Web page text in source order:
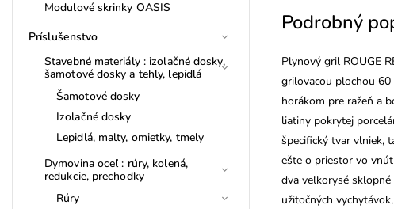
Modulové skrinky OASIS
Príslušenstvo
Stavebné materiály : izolačné dosky,
šamotové dosky a tehly, lepidlá
Šamotové dosky
Izolačné dosky
Lepidlá, malty, omietky, tmely
Dymovina oceľ : rúry, kolená,
redukcie, prechodky
Rúry
Podrobný
Plynový gril ROUGE
grilovacou plochou 60
horákom pre ražeň a
liatiny pokrytej
špecifický tvar vlniek,
ešte o priestor vo
dva veľkorysé
užitočných